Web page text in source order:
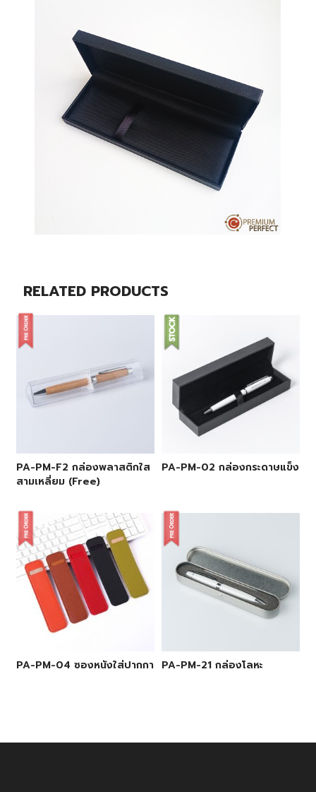
RELATED PRODUCTS
PA-PM-F2 กล่องพลาสติกใส
สามเหลี่ยม (Free)
PA-PM-02 กล่องกระดาษแข็ง
PA-PM-04 ซองหนังใส่ปากกา PA-PM-21 กล่องโลหะ